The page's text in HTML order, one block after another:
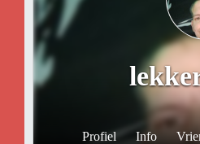
Profiel Info